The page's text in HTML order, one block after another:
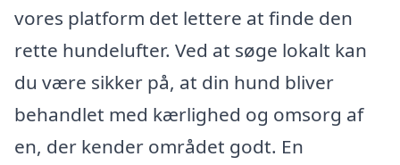
vores platform det lettere at finde den
rette hundelufter. Ved at søge lokalt kan
du være sikker på, at din hund bliver
behandlet med kærlighed og omsorg af
en, der kender området godt. En